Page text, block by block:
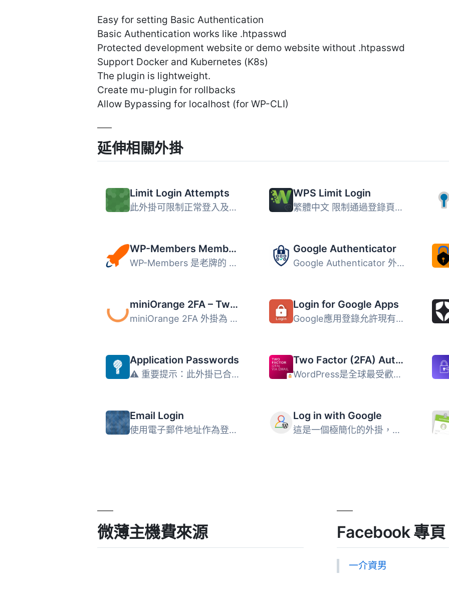
Easy for setting Basic Authentication
Basic Authentication works like .htpasswd
Protected development website or demo website without .htpasswd
Support Docker and Kubernetes (K8s)
The plugin is lightweight.
Create mu-plugin for rollbacks
Allow Bypassing for localhost (for WP-CLI)
延伸相關外掛
Limit Login Attempts
此外掛可限制正常登入及使用驗證 cookies 登入的次數。 WordP...
WPS Limit Login
繁體中文 限制通過登錄頁面和使用權限Cookie可能的登錄嘗試次...
WP-Members Membership Plugin
WP-Members 是老牌的 WordPress 會員制外掛，提供內容限制、...
Google Authenticator
Google Authenticator 外掛為 WordPress 提供雙重身份驗證功...
miniOrange 2FA – Two Factor Authentication for WordPress (OTP, SMS, Email, Google Authenticator)
miniOrange 2FA 外掛為 WordPress 提供雙重身份驗證功能，透...
Login for Google Apps
Google應用登錄允許現有的WordPress使用者使用Google進行帳戶...
Application Passwords
⚠️ 重要提示：此外掛已合併至 WordPress 5.6 核心，不需要單...
Two Factor (2FA) Authentication via Email
WordPress是全球最受歡迎的內容管理系統（CMS），超過40％的...
Email Login
使用電子郵件地址作為登入 WordPress 的識別名稱，代替使用者...
Log in with Google
這是一個極簡化的外掛，讓您的使用者可以使用他們的 Google ...
微薄主機費來源 Facebook 專頁
一介資男